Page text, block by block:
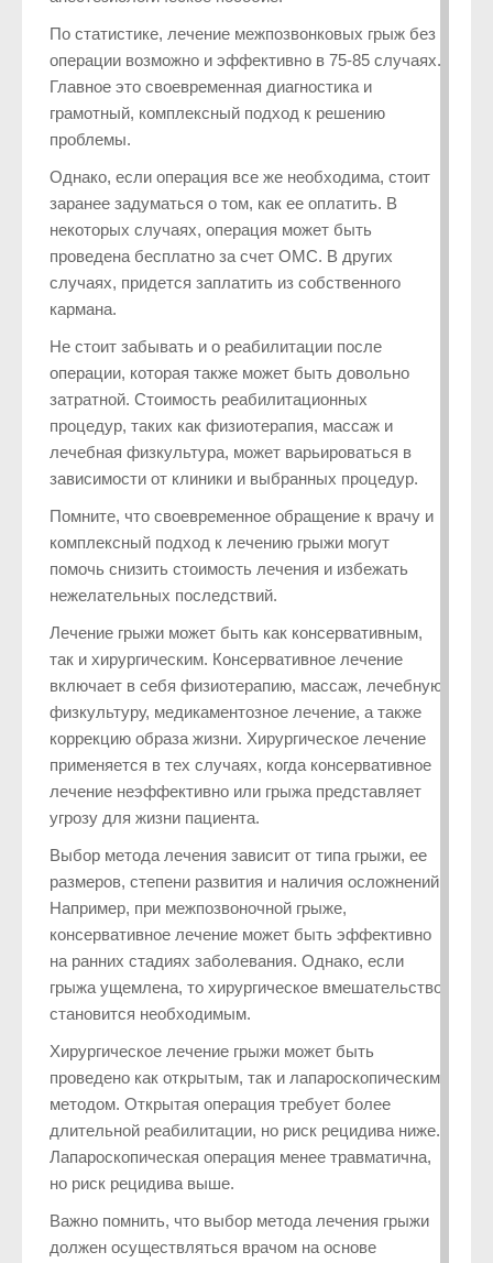
По статистике, лечение межпозвонковых грыж без
операции возможно и эффективно в 75-85 случаях.
Главное это своевременная диагностика и
грамотный, комплексный подход к решению
проблемы.
Однако, если операция все же необходима, стоит
заранее задуматься о том, как ее оплатить. В
некоторых случаях, операция может быть
проведена бесплатно за счет ОМС. В других
случаях, придется заплатить из собственного
кармана.
Не стоит забывать и о реабилитации после
операции, которая также может быть довольно
затратной. Стоимость реабилитационных
процедур, таких как физиотерапия, массаж и
лечебная физкультура, может варьироваться в
зависимости от клиники и выбранных процедур.
Помните, что своевременное обращение к врачу и
комплексный подход к лечению грыжи могут
помочь снизить стоимость лечения и избежать
нежелательных последствий.
Лечение грыжи может быть как консервативным,
так и хирургическим. Консервативное лечение
включает в себя физиотерапию, массаж, лечебную
физкультуру, медикаментозное лечение, а также
коррекцию образа жизни. Хирургическое лечение
применяется в тех случаях, когда консервативное
лечение неэффективно или грыжа представляет
угрозу для жизни пациента.
Выбор метода лечения зависит от типа грыжи, ее
размеров, степени развития и наличия осложнений.
Например, при межпозвоночной грыже,
консервативное лечение может быть эффективно
на ранних стадиях заболевания. Однако, если
грыжа ущемлена, то хирургическое вмешательство
становится необходимым.
Хирургическое лечение грыжи может быть
проведено как открытым, так и лапароскопическим
методом. Открытая операция требует более
длительной реабилитации, но риск рецидива ниже.
Лапароскопическая операция менее травматична,
но риск рецидива выше.
Важно помнить, что выбор метода лечения грыжи
должен осуществляться врачом на основе